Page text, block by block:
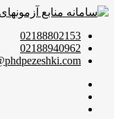
02188802153
02188940962